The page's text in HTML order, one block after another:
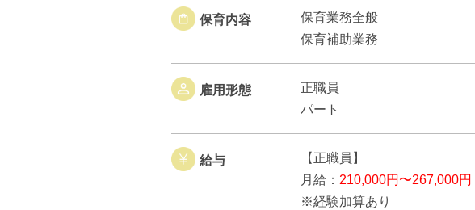
保育内容
保育業務全般
保育補助業務
雇用形態
正職員
パート
給与
【正職員】
月給： 210,000円〜267,000円
※経験加算あり